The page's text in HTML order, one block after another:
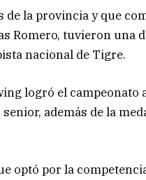
la provincia y que
Romero, tuvieron una
nacional de Tigre.
logró el campeonato
además de la
optó por la